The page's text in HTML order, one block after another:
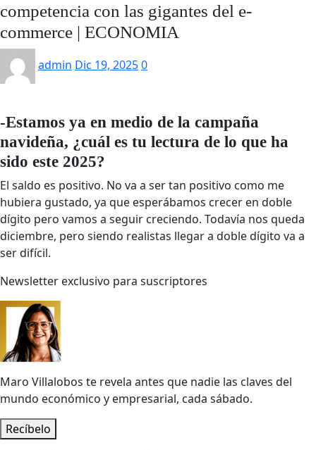
competencia con las gigantes del e-
commerce | ECONOMIA
admin Dic 19, 20250
-Estamos ya en medio de la campaña
navideña, ¿cuál es tu lectura de lo que ha
sido este 2025?
El saldo es positivo. No va a ser tan positivo como me
hubiera gustado, ya que esperábamos crecer en doble
dígito pero vamos a seguir creciendo. Todavía nos queda
diciembre, pero siendo realistas llegar a doble dígito va a
ser difícil.
Newsletter exclusivo para suscriptores
Maro Villalobos te revela antes que nadie las claves del
mundo económico y empresarial, cada sábado.
Recíbelo